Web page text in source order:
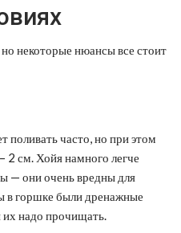
некоторые нюансы все стоит
поливать часто, но при этом
2 см. Хойя намного легче
— они очень вредны для
в горшке были дренажные
их надо прочищать.